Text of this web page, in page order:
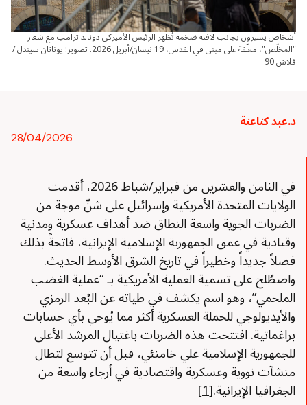
أشخاص يسيرون بجانب لافتة ضخمة تُظهر الرئيس الأميركي دونالد ترامب مع شعار
"المخلّص"، معلّقة على مبنى في القدس، 19 نيسان/أبريل 2026. تصوير: يوناتان سيندل /
فلاش 90
في الثامن والعشرين من فبراير/شباط 2026، أقدمت
الولايات المتحدة الأمريكية وإسرائيل على شنّ موجة من
الضربات الجوية واسعة النطاق ضد أهداف عسكرية ومدنية
وقيادية في عمق الجمهورية الإسلامية الإيرانية، فاتحةً بذلك
فصلاً جديداً وخطيراً في تاريخ الشرق الأوسط الحديث.
واصطُلح على تسمية العملية الأمريكية بـ “عملية الغضب
الملحمي”، وهو اسم يكشف في طياته عن البُعد الرمزي
والأيديولوجي للحملة العسكرية أكثر مما يُوحي بأي حسابات
براغماتية. افتتحت هذه الضربات باغتيال المرشد الأعلى
للجمهورية الإسلامية علي خامنئي، قبل أن تتوسع لتطال
منشآت نووية وعسكرية واقتصادية في أرجاء واسعة من
الجغرافيا الإيرانية.[1]
د.عبد كناعنة
28/04/2026